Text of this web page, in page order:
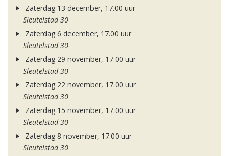
Zaterdag 13 december, 17.00 uur
Sleutelstad 30
Zaterdag 6 december, 17.00 uur
Sleutelstad 30
Zaterdag 29 november, 17.00 uur
Sleutelstad 30
Zaterdag 22 november, 17.00 uur
Sleutelstad 30
Zaterdag 15 november, 17.00 uur
Sleutelstad 30
Zaterdag 8 november, 17.00 uur
Sleutelstad 30